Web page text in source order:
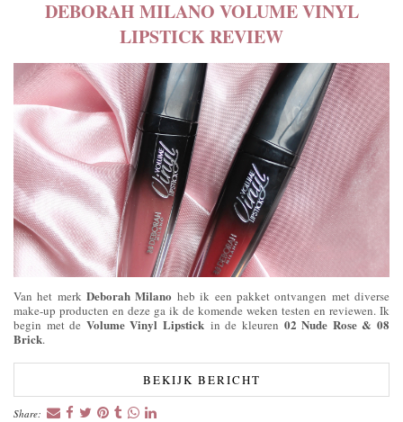
DEBORAH MILANO VOLUME VINYL
LIPSTICK REVIEW
Van het merkDeborah Milano heb ik een pakket ontvangen met diverse
make-up producten en deze ga ik de komende weken testen en reviewen. Ik
begin met de Volume Vinyl Lipstick in de kleuren 02 Nude Rose & 08
Brick.
BEKIJK BERICHT
Share: